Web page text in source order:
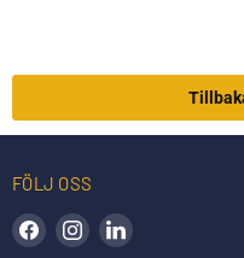
FÖLJ OSS
Hitta oss på Facebook
Hitta oss på Instagram